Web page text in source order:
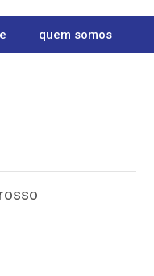
quem somos